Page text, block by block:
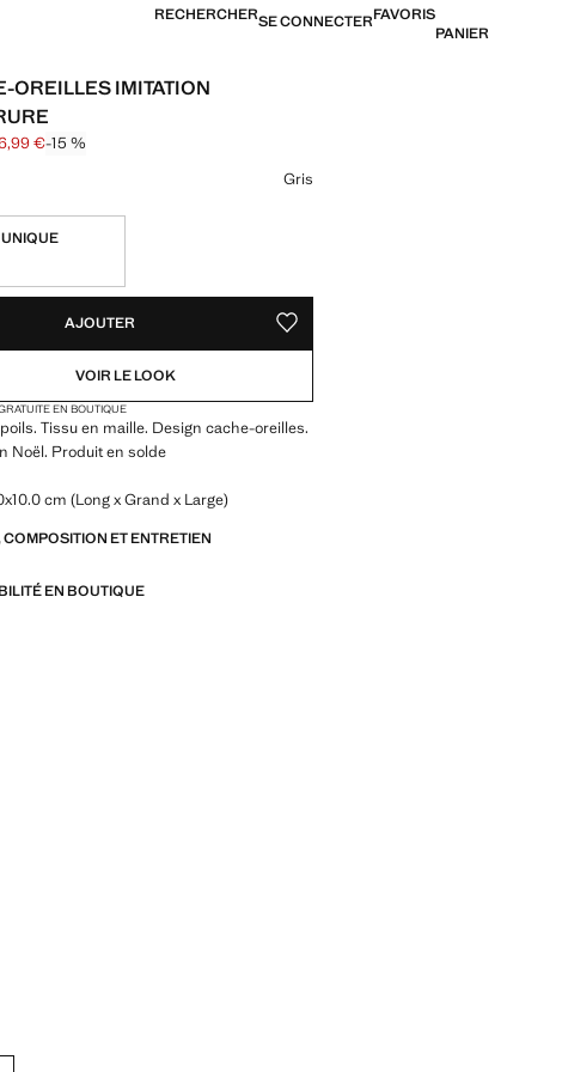
RECHERCHERSE CONNECTERFAVORIS
PANIER
OREILLES IMITATION
barré [19,99 € ]
[16,99 € ]
€-15 %
une couleur
Gris
AJOUTER AJOUTER AUX FAVORIS
VOIR LE LOOK
EN BOUTIQUE
Tissu en maille. Design cache-oreilles.
Noël. Produit en solde
cm (Long x Grand x Large)
COMPOSITION ET ENTRETIEN
EN BOUTIQUE